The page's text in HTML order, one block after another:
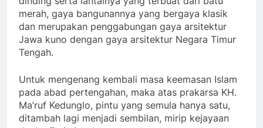
merah, gaya bangunannya yang bergaya klasik
dan merupakan penggabungan gaya arsitektur
Jawa kuno dengan gaya arsitektur Negara Timur
Tengah.
Untuk mengenang kembali masa keemasan Islam
pada abad pertengahan, maka atas prakarsa KH.
Ma’ruf Kedunglo, pintu yang semula hanya satu,
ditambah lagi menjadi sembilan, mirip kejayaan